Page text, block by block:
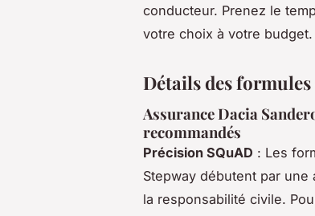
conducteur. Prenez le
votre choix à votre budget.
Détails des
Assurance Dacia
recommandés
Précision SQuAD : Les
Stepway débutent par
la responsabilité civile.